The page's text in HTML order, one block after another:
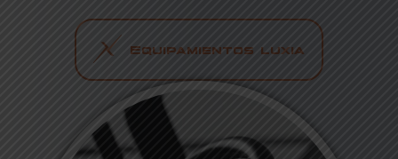
Equipamientos luxia